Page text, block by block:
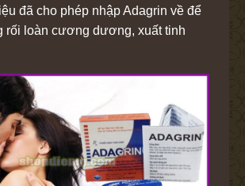
đã cho phép nhập Adagrin về để
rối loàn cương dương, xuất tinh